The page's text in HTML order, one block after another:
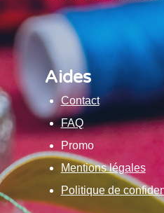
Aides
Contact
FAQ
Promo
Mentions légales
Politique de